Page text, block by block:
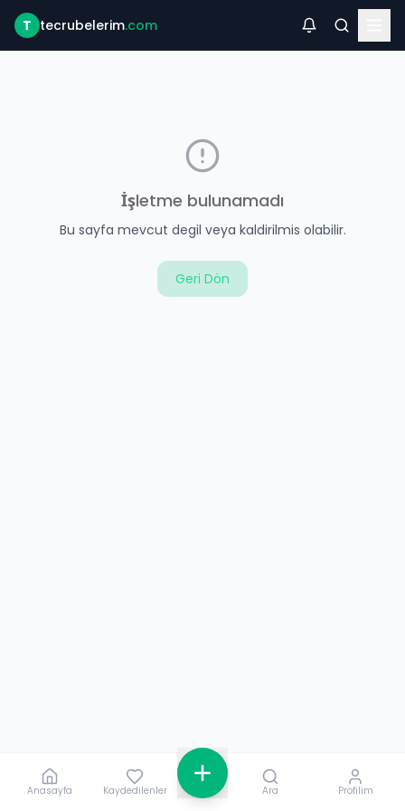
T tecrubelerim.com
İşletme bulunamadı
Bu sayfa mevcut degil veya kaldirilmis olabilir.
Geri Dön
Anasayfa Kaydedilenler Ara Profilim